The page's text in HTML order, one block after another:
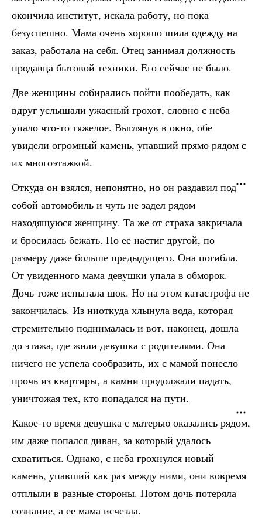
окончила институт, искала работу, но пока
безуспешно. Мама очень хорошо шила одежду на
заказ, работала на себя. Отец занимал должность
продавца бытовой техники. Его сейчас не было.
Две женщины собирались пойти пообедать, как
вдруг услышали ужасный грохот, словно с неба
упало что-то тяжелое. Выглянув в окно, обе
увидели огромный камень, упавший прямо рядом с
их многоэтажкой.
Откуда он взялся, непонятно, но он раздавил под
собой автомобиль и чуть не задел рядом
находящуюся женщину. Та же от страха закричала
и бросилась бежать. Но ее настиг другой, по
размеру даже больше предыдущего. Она погибла.
От увиденного мама девушки упала в обморок.
Дочь тоже испытала шок. Но на этом катастрофа не
закончилась. Из ниоткуда хлынула вода, которая
стремительно поднималась и вот, наконец, дошла
до этажа, где жили девушка с родителями. Она
ничего не успела сообразить, их с мамой понесло
прочь из квартиры, а камни продолжали падать,
уничтожая тех, кто попадался на пути.
Какое-то время девушка с матерью оказались рядом,
им даже попался диван, за который удалось
схватиться. Однако, с неба грохнулся новый
камень, упавший как раз между ними, они вовремя
отплыли в разные стороны. Потом дочь потеряла
сознание, а ее мама исчезла.